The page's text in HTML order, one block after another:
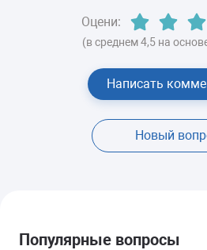
Оцени:
(в среднем 4,5 на
Написать
Новый
Популярные вопросы